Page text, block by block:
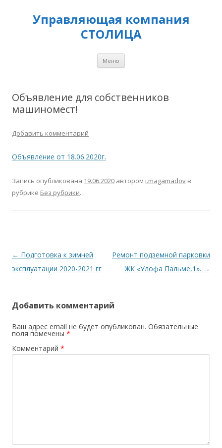
Управляющая компания
СТОЛИЦА
Меню
Объявление для собственников
машиномест!
Добавить комментарий
Объявление от 18.06.2020г.
Запись опубликована 19.06.2020 автором i.magamadov в
рубрике Без рубрики.
Навигация
по
← Подготовка к зимней
эксплуатации 2020-2021 гг
Ремонт подземной парковки
ЖК «Улофа Пальме,1». →
Добавить комментарий
Ваш адрес email не будет опубликован. Обязательные
поля помечены *
Комментарий *